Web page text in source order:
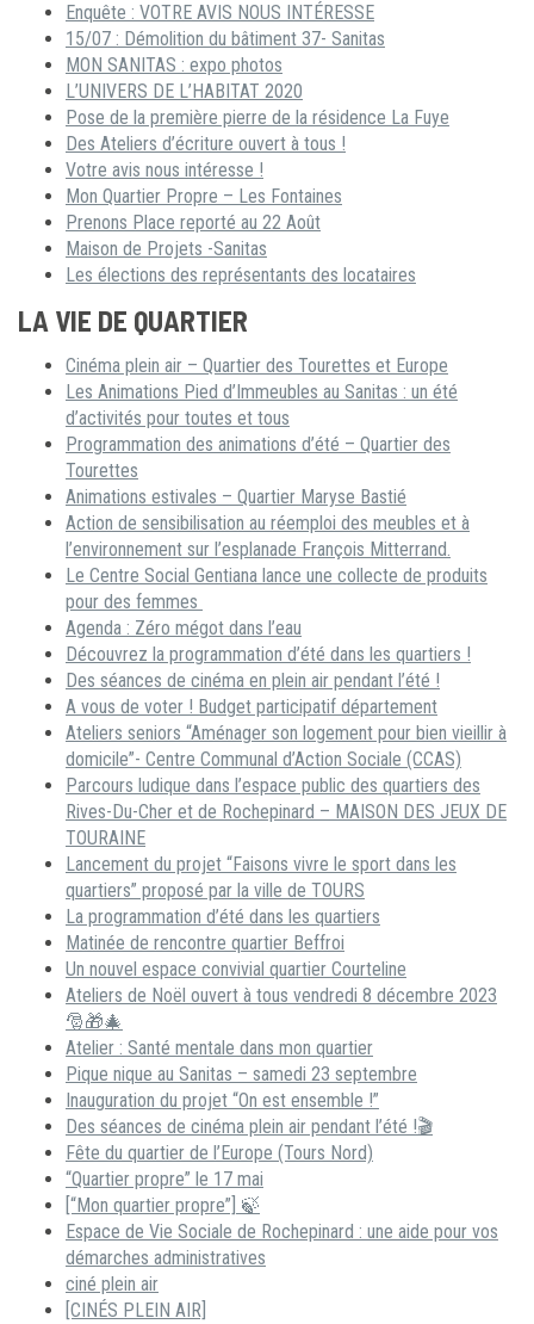
Enquête : VOTRE AVIS NOUS INTÉRESSE
15/07 : Démolition du bâtiment 37- Sanitas
MON SANITAS : expo photos
L’UNIVERS DE L’HABITAT 2020
Pose de la première pierre de la résidence La Fuye
Des Ateliers d’écriture ouvert à tous !
Votre avis nous intéresse !
Mon Quartier Propre – Les Fontaines
Prenons Place reporté au 22 Août
Maison de Projets -Sanitas
Les élections des représentants des locataires
LA VIE DE QUARTIER
Cinéma plein air – Quartier des Tourettes et Europe
Les Animations Pied d’Immeubles au Sanitas : un été
d’activités pour toutes et tous
Programmation des animations d’été – Quartier des
Tourettes
Animations estivales – Quartier Maryse Bastié
Action de sensibilisation au réemploi des meubles et à
l’environnement sur l’esplanade François Mitterrand.
Le Centre Social Gentiana lance une collecte de produits
pour des femmes
Agenda : Zéro mégot dans l’eau
Découvrez la programmation d’été dans les quartiers !
Des séances de cinéma en plein air pendant l’été !
A vous de voter ! Budget participatif département
Ateliers seniors “Aménager son logement pour bien vieillir à
domicile”- Centre Communal d’Action Sociale (CCAS)
Parcours ludique dans l’espace public des quartiers des
Rives-Du-Cher et de Rochepinard – MAISON DES JEUX DE
TOURAINE
Lancement du projet “Faisons vivre le sport dans les
quartiers” proposé par la ville de TOURS
La programmation d’été dans les quartiers
Matinée de rencontre quartier Beffroi
Un nouvel espace convivial quartier Courteline
Ateliers de Noël ouvert à tous vendredi 8 décembre 2023
🎅🎁🎄
Atelier : Santé mentale dans mon quartier
Pique nique au Sanitas – samedi 23 septembre
Inauguration du projet “On est ensemble !”
Des séances de cinéma plein air pendant l’été !🎬
Fête du quartier de l’Europe (Tours Nord)
“Quartier propre” le 17 mai
[“Mon quartier propre”] 🍃
Espace de Vie Sociale de Rochepinard : une aide pour vos
démarches administratives
ciné plein air
[CINÉS PLEIN AIR]